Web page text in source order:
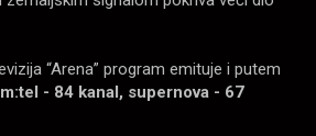
“Arena” program emituje i putem
- 84 kanal, supernova - 67